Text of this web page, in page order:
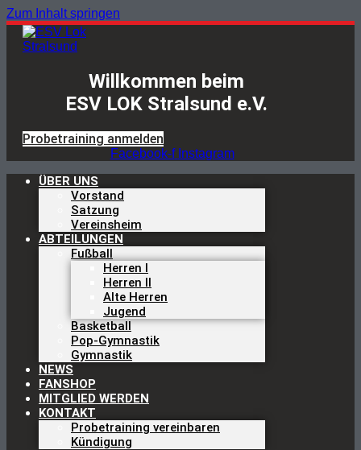
Zum Inhalt springen
Willkommen beim
ESV LOK Stralsund e.V.
Probetraining anmelden
Facebook-f Instagram
ÜBER UNS
Vorstand
Satzung
Vereinsheim
ABTEILUNGEN
Fußball
Herren I
Herren II
Alte Herren
Jugend
Basketball
Pop-Gymnastik
Gymnastik
NEWS
FANSHOP
MITGLIED WERDEN
KONTAKT
Probetraining vereinbaren
Kündigung